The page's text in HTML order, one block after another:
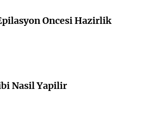
Oncesi Hazirlik
Nasil Yapilir